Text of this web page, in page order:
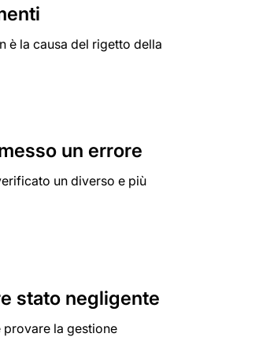
è la causa del rigetto della
un errore
un diverso e più
stato negligente
provare la gestione